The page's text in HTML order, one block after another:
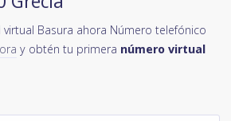
virtual Basura ahora Número telefónico
y obtén tu primera número virtual